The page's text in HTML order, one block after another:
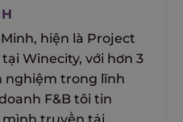
Minh, hiện là Project
Winecity, với hơn 3
nghiệm trong lĩnh
F&B tôi tin